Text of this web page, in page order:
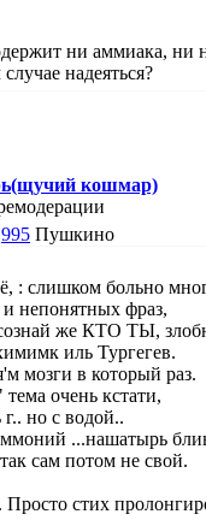
ни аммиака, ни
надеяться?
кошмар)
995 Пушкино
: слишком больно
непонятных фраз,
же КТО ТЫ,
иль Тургегев.
мозги в который раз.
очень кстати,
но с водой..
...нашатырь
сам потом не свой.
Просто стих